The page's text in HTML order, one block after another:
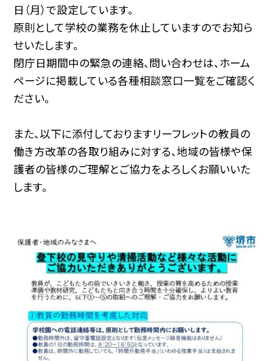
日（月）で設定しています。
原則として学校の業務を休止していますのでお知ら
せいたします。
閉庁日期間中の緊急の連絡、問い合わせは、ホーム
ページに掲載している各種相談窓口一覧をご確認く
ださい。
また、以下に添付しておりますリーフレットの教員の
働き方改革の各取り組みに対する、地域の皆様や保
護者の皆様のご理解とご協力をよろしくお願いいた
します。